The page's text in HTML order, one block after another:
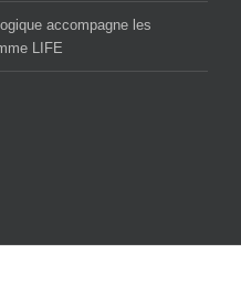
accompagne les
LIFE